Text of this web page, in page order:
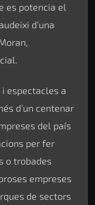
es potencia el
d’una
espectacles a
d’un centenar
del país
per fer
o trobades
empreses
de sectors